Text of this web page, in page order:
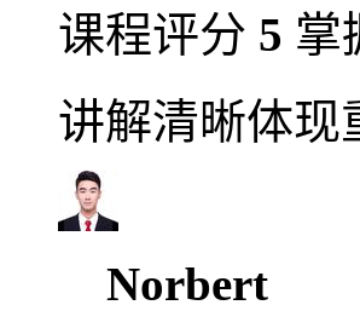
课程评分 5 掌
讲解清晰体现
Norbert